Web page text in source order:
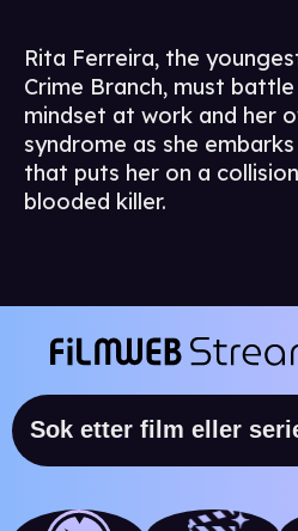
Rita Ferreira, the
Crime Branch, must
mindset at work and her
syndrome as she
that puts her on a
blooded killer.